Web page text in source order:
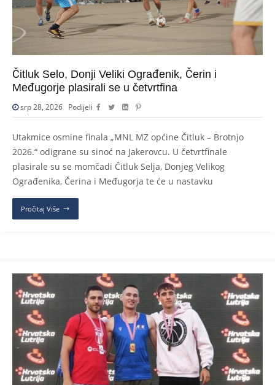
Čitluk Selo, Donji Veliki Ograđenik, Čerin i
Međugorje plasirali se u četvrtfina
srp 28, 2026 Podijeli
Utakmice osmine finala „MNL MZ općine Čitluk – Brotnjo
2026.“ odigrane su sinoć na Jakerovcu. U četvrtfinale
plasirale su se momčadi Čitluk Selja, Donjeg Velikog
Ograđenika, Čerina i Međugorja te će u nastavku
Pročitaj Više